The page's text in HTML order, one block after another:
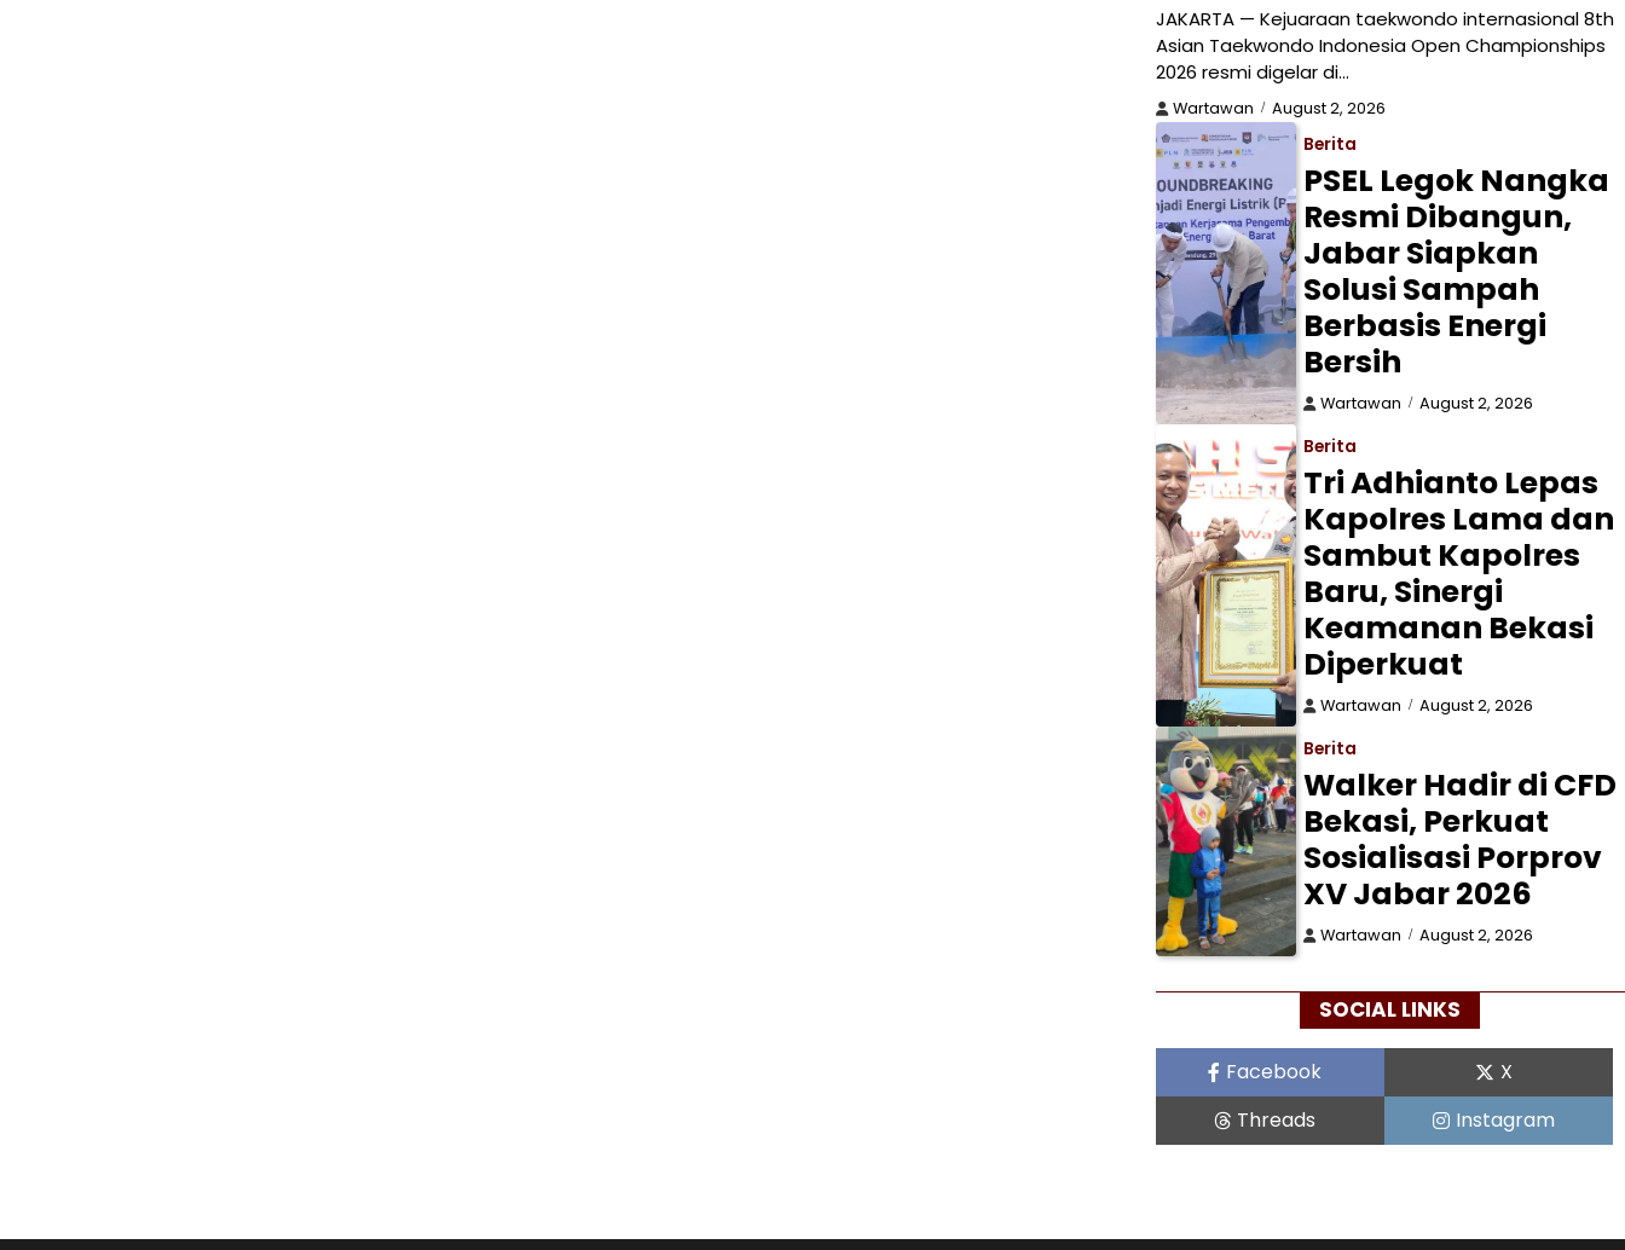
JAKARTA — Kejuaraan taekwondo internasional 8th
Asian Taekwondo Indonesia Open Championships
2026 resmi digelar di…
Wartawan August 2, 2026
Berita
PSEL Legok Nangka
Resmi Dibangun,
Jabar Siapkan
Solusi Sampah
Berbasis Energi
Bersih
Wartawan August 2, 2026
Berita
Tri Adhianto Lepas
Kapolres Lama dan
Sambut Kapolres
Baru, Sinergi
Keamanan Bekasi
Diperkuat
Wartawan August 2, 2026
Berita
Walker Hadir di CFD
Bekasi, Perkuat
Sosialisasi Porprov
XV Jabar 2026
Wartawan August 2, 2026
SOCIAL LINKS
Facebook
X
Threads
Instagram